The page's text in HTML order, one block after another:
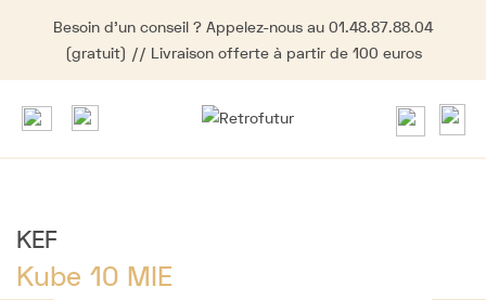
Besoin d'un conseil ? Appelez-nous au 01.48.87.88.04
(gratuit) // Livraison offerte à partir de 100 euros
KEF
Kube 10 MIE